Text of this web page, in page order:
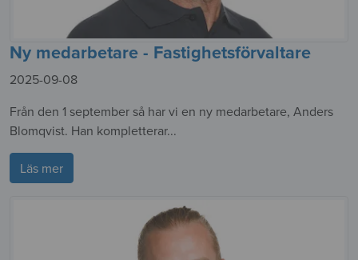
Ny medarbetare - Fastighetsförvaltare
2025-09-08
Från den 1 september så har vi en ny medarbetare, Anders
Blomqvist. Han kompletterar...
Läs mer